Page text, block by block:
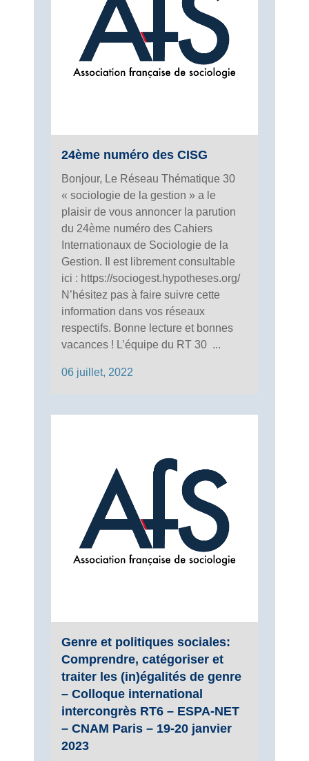
24ème numéro des CISG
Bonjour, Le Réseau Thématique 30
« sociologie de la gestion » a le
plaisir de vous annoncer la parution
du 24ème numéro des Cahiers
Internationaux de Sociologie de la
Gestion. Il est librement consultable
ici : https://sociogest.hypotheses.org/
N’hésitez pas à faire suivre cette
information dans vos réseaux
respectifs. Bonne lecture et bonnes
vacances ! L’équipe du RT 30 ...
06 juillet, 2022
Genre et politiques sociales:
Comprendre, catégoriser et
traiter les (in)égalités de genre
– Colloque international
intercongrès RT6 – ESPA-NET
– CNAM Paris – 19-20 janvier
2023